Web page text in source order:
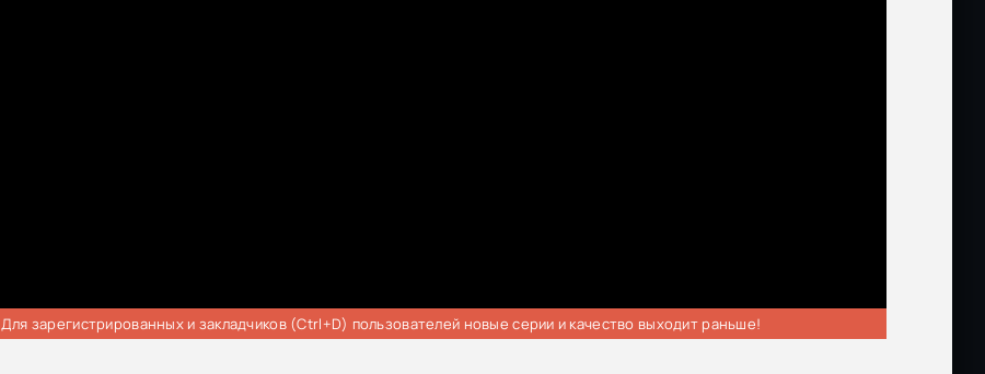
Для зарегистрированных и закладчиков (Ctrl+D) пользователей новые серии и качество выходит раньше!